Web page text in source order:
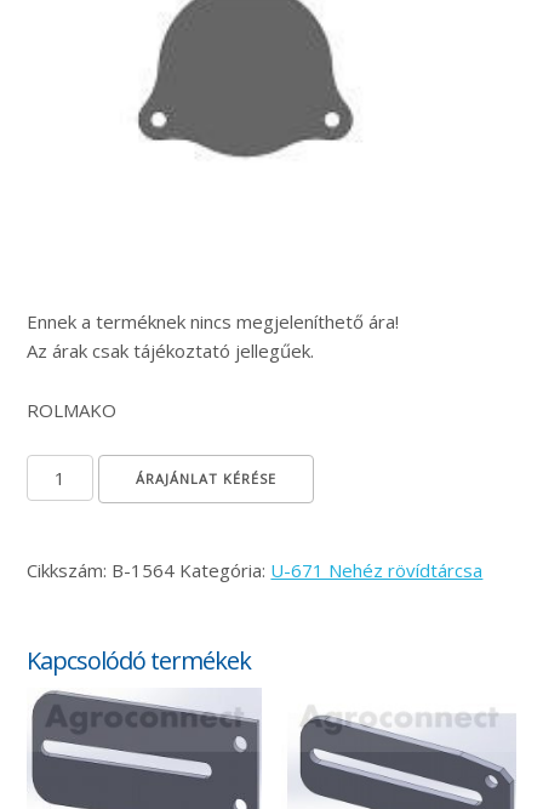
Ennek a terméknek nincs megjeleníthető ára!
Az árak csak tájékoztató jellegűek.
ROLMAKO
Porvédő fedél mennyiség
ÁRAJÁNLAT KÉRÉSE
Cikkszám: B-1564 Kategória: U-671 Nehéz rövídtárcsa
Kapcsolódó termékek